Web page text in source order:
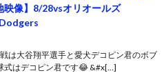
映像】8/28vsオリオールズ
は大谷翔平選手と愛犬デコピン君のボブ
式はデコピン君です😂 &#x[…]